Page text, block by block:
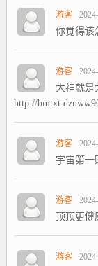
游客
你觉得该
游客
大神就是
http://
游客
宇宙第一
游客
顶顶更
游客